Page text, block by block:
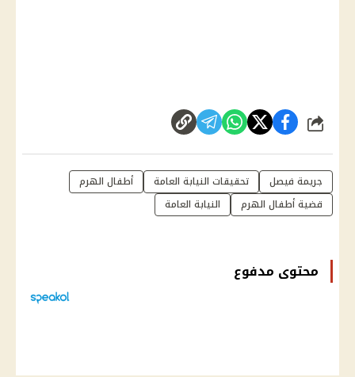
شارك
جريمة فيصل تحقيقات النيابة العامة
أطفال الهرم
قضية أطفال الهرم
النيابة العامة
محتوى مدفوع